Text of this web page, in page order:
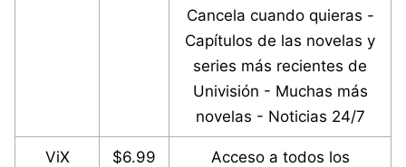
Cancela cuando quieras -
Capítulos de las novelas y
series más recientes de
Univisión - Muchas más
novelas - Noticias 24/7
ViX
$6.99
Acceso a todos los